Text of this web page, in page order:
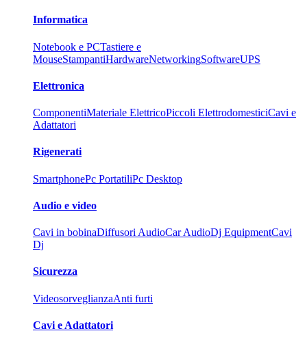
Informatica
Notebook e PCTastiere e
MouseStampantiHardwareNetworkingSoftwareUPS
Elettronica
ComponentiMateriale ElettricoPiccoli ElettrodomesticiCavi e
Adattatori
Rigenerati
SmartphonePc PortatiliPc Desktop
Audio e video
Cavi in bobinaDiffusori AudioCar AudioDj EquipmentCavi
Dj
Sicurezza
VideosorveglianzaAnti furti
Cavi e Adattatori